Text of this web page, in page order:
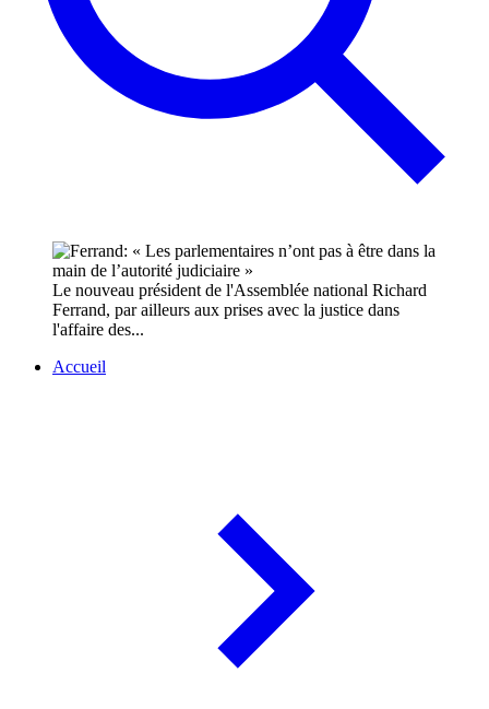
Le nouveau président de l'Assemblée national Richard
Ferrand, par ailleurs aux prises avec la justice dans
l'affaire des...
Accueil